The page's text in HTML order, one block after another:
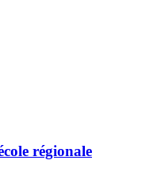
régionale